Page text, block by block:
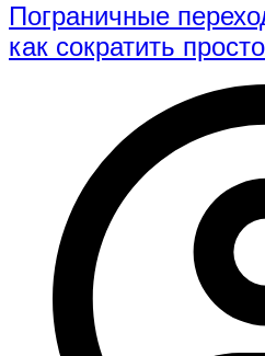
Пограничные
как сократить